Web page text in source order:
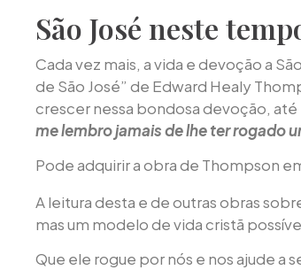
São José neste
Cada vez mais, a vida e devoção a
de São José” de Edward Healy
crescer nessa bondosa devoção, até
me lembro jamais de lhe ter rogado
Pode adquirir a obra de Thompson
A leitura desta e de outras obras
mas um modelo de vida cristã
Que ele rogue por nós e nos ajude a